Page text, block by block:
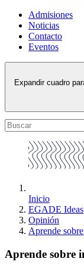
Admisiones
Noticias
Contacto
Eventos
Expandir cuadro
Inicio
EGADE Ideas
Opinión
Aprende
Aprende sobre